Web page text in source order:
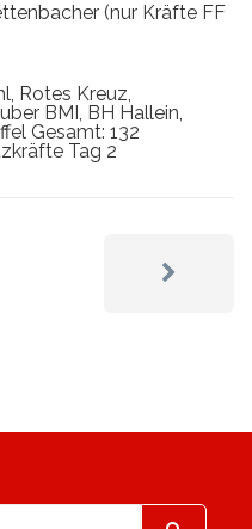
(nur Kräfte FF
Rotes Kreuz,
BMI, BH Hallein,
Gesamt: 132
Tag 2